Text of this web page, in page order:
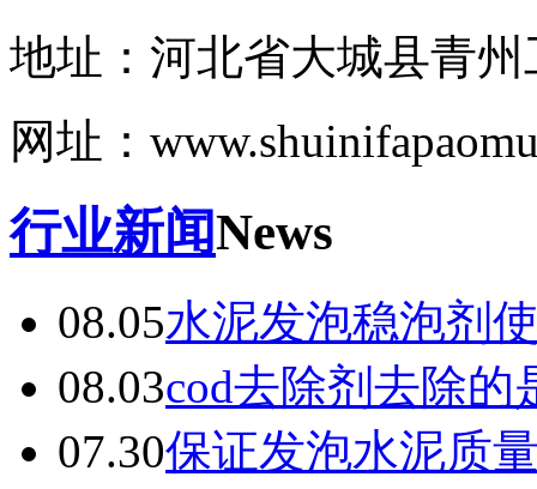
地址：河北省大城县青州
网址：
行业新闻News
08.05水泥发泡稳泡剂
08.03cod去除剂去除的
07.30保证发泡水泥质